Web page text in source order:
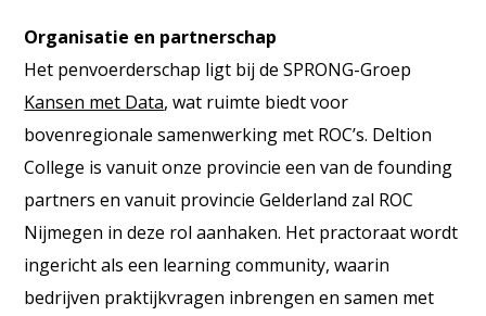
Organisatie en partnerschap
Het penvoerderschap ligt bij de SPRONG-Groep
Kansen met Data, wat ruimte biedt voor
bovenregionale samenwerking met ROC’s. Deltion
College is vanuit onze provincie een van de founding
partners en vanuit provincie Gelderland zal ROC
Nijmegen in deze rol aanhaken. Het practoraat wordt
ingericht als een learning community, waarin
bedrijven praktijkvragen inbrengen en samen met